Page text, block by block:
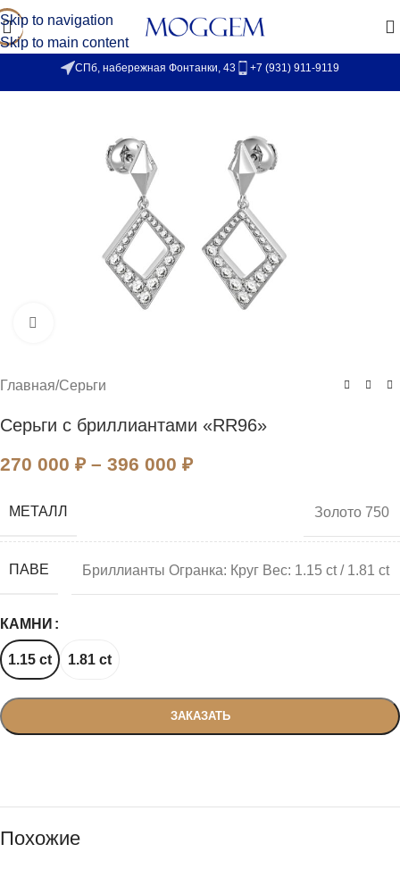
Skip to navigation
Skip to main content
СПб, набережная Фонтанки, 43 +7 (931) 911-9119
Главная/Серьги
Серьги с бриллиантами «RR96»
270 000 ₽ – 396 000 ₽
МЕТАЛЛ Золото 750
ПАВЕ Бриллианты Огранка: Круг Вес: 1.15 ct / 1.81 ct
КАМНИ
1.15 ct 1.81 ct
ЗАКАЗАТЬ
Похожие